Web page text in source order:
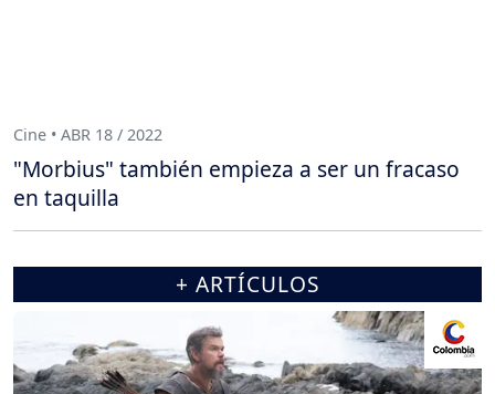
Cine • ABR 18 / 2022
"Morbius" también empieza a ser un fracaso
en taquilla
+ ARTÍCULOS